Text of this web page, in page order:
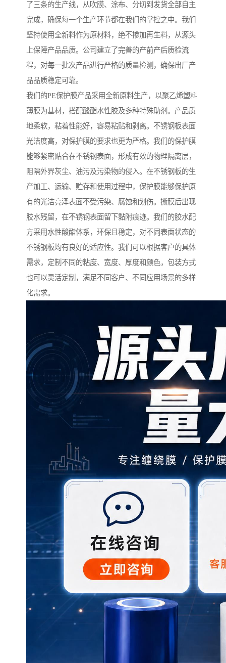
了三条的生产线，从吹膜、涂布、分切到发货全部自主
完成，确保每一个生产环节都在我们的掌控之中。我们
坚持使用全新料作为原材料，绝不掺加再生料，从源头
上保障产品品质。公司建立了完善的产前产后质检流
程，对每一批次产品进行严格的质量检测，确保出厂产
品品质稳定可靠。
我们的PE保护膜产品采用全新原料生产，以聚乙烯塑料
薄膜为基材，搭配酸酯水性胶及多种特殊助剂。产品质
地柔软，粘着性能好，容易粘贴和剥离。不锈钢板表面
光洁度高，对保护膜的要求也更为严格。我们的保护膜
能够紧密贴合在不锈钢表面，形成有效的物理隔离层，
阻隔外界灰尘、油污及污染物的侵入。在不锈钢板的生
产加工、运输、贮存和使用过程中，保护膜能够保护原
有的光洁亮泽表面不受污染、腐蚀和划伤。撕膜后出现
胶水残留，在不锈钢表面留下黏附痕迹。我们的胶水配
方采用水性酸酯体系，环保且稳定，对不同表面状态的
不锈钢板均有良好的适应性。我们可以根据客户的具体
需求，定制不同的粘度、宽度、厚度和颜色，包装方式
也可以灵活定制，满足不同客户、不同应用场景的多样
化需求。